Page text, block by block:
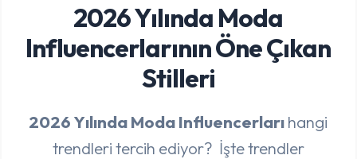
2026 Yılında Moda
Influencerlarının Öne Çıkan
Stilleri
2026 Yılında Moda Influencerlarıhangi
trendleri tercih ediyor? İşte trendler